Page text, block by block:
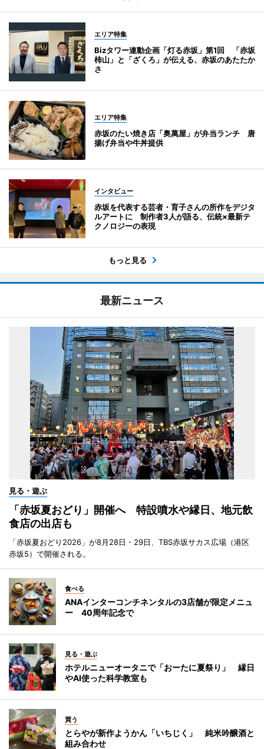
エリア特集
Bizタワー連動企画「灯る赤坂」第1回 「赤坂
柿山」と「ざくろ」が伝える、赤坂のあたたか
さ
エリア特集
赤坂のたい焼き店「奥萬屋」が弁当ランチ 唐
揚げ弁当や牛丼提供
インタビュー
赤坂を代表する芸者・育子さんの所作をデジタ
ルアートに 制作者3人が語る、伝統×最新テ
クノロジーの表現
もっと見る
最新ニュース
見る・遊ぶ
「赤坂夏おどり」開催へ 特設噴水や縁日、地元飲
食店の出店も
「赤坂夏おどり2026」が8月28日・29日、TBS赤坂サカス広場（港区
赤坂5）で開催される。
食べる
ANAインターコンチネンタルの3店舗が限定メニュ
ー 40周年記念で
見る・遊ぶ
ホテルニューオータニで「おーたに夏祭り」 縁日
やAI使った科学教室も
買う
とらやが新作ようかん「いちじく」 純米吟醸酒と
組み合わせ